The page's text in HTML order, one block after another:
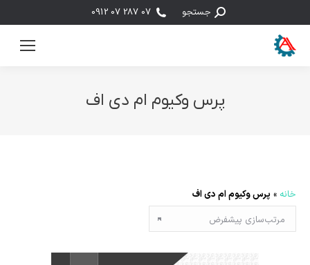
جستجو:جستجو 07 287 07 0912
پرس وکیوم ام دی اف
خانه » پرس وکیوم ام دی اف